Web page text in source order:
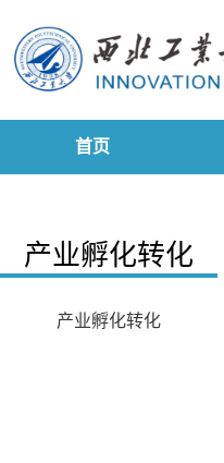
首页
产业孵化转化
产业孵化转化